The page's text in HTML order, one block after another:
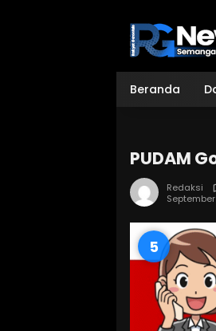
Beranda
PUDAM
Redaksi
September
4